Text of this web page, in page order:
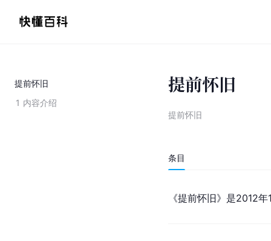
提前怀旧
1 内容介绍
提前怀旧
提前怀旧
条目
《提前怀旧》是2012